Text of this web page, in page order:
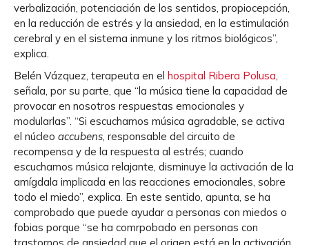
verbalización, potenciación de los sentidos, propiocepción,
en la reducción de estrés y la ansiedad, en la estimulación
cerebral y en el sistema inmune y los ritmos biológicos”,
explica.
Belén Vázquez, terapeuta en el hospital Ribera Polusa,
señala, por su parte, que “la música tiene la capacidad de
provocar en nosotros respuestas emocionales y
modularlas”. “Si escuchamos música agradable, se activa
el núcleo accubens, responsable del circuito de
recompensa y de la respuesta al estrés; cuando
escuchamos música relajante, disminuye la activación de la
amígdala implicada en las reacciones emocionales, sobre
todo el miedo”, explica. En este sentido, apunta, se ha
comprobado que puede ayudar a personas con miedos o
fobias porque “se ha comrpobado en personas con